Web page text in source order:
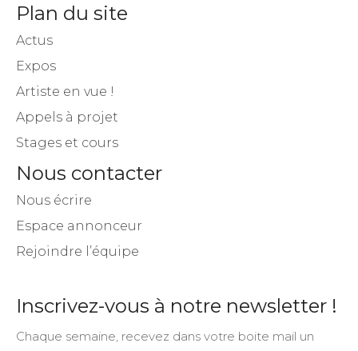
Plan du site
Actus
Expos
Artiste en vue !
Appels à projet
Stages et cours
Nous contacter
Nous écrire
Espace annonceur
Rejoindre l’équipe
Inscrivez-vous à notre newsletter !
Chaque semaine, recevez dans votre boite mail un